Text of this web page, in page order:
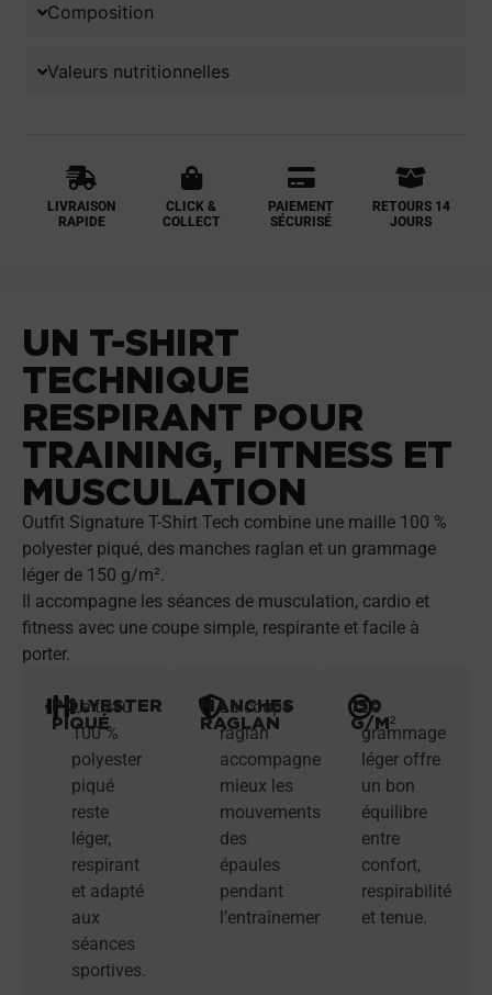
Composition
Valeurs nutritionnelles
LIVRAISON
RAPIDE
CLICK &
COLLECT
PAIEMENT
SÉCURISÉ
RETOURS 14
JOURS
UN T-SHIRT
TECHNIQUE
RESPIRANT POUR
TRAINING, FITNESS ET
MUSCULATION
Outfit Signature T-Shirt Tech combine une maille 100 %
polyester piqué, des manches raglan et un grammage
léger de 150 g/m².
Il accompagne les séances de musculation, cardio et
fitness avec une coupe simple, respirante et facile à
porter.
POLYESTER
PIQUÉ
Le tissu
100 %
polyester
piqué
reste
léger,
respirant
et adapté
aux
séances
sportives.
MANCHES
RAGLAN
La coupe
raglan
accompagne
mieux les
mouvements
des
épaules
pendant
l’entraînement.
150
G/M²
Le
grammage
léger offre
un bon
équilibre
entre
confort,
respirabilité
et tenue.